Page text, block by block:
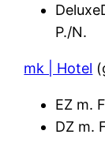
P./N.
mk | Hotel
EZ m.
DZ m.